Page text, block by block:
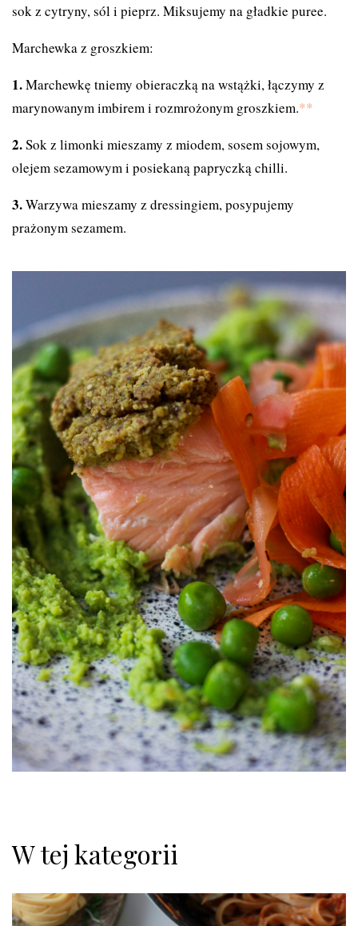
sok z cytryny, sól i pieprz. Miksujemy na gładkie puree.
Marchewka z groszkiem:
Marchewkę tniemy obieraczką na wstążki, łączymy z
marynowanym imbirem i rozmrożonym groszkiem.**
Sok z limonki mieszamy z miodem, sosem sojowym,
olejem sezamowym i posiekaną papryczką chilli.
Warzywa mieszamy z dressingiem, posypujemy
prażonym sezamem.
W tej kategorii